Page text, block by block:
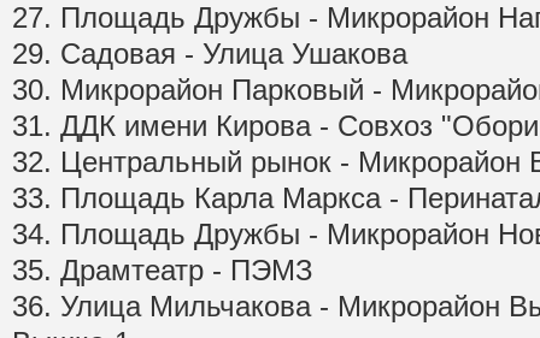
27. Площадь Дружбы - Микрорайон
29. Садовая - Улица Ушакова
30. Микрорайон Парковый -
31. ДДК имени Кирова - Совхоз
32. Центральный рынок - Микрорайон
33. Площадь Карла Маркса -
34. Площадь Дружбы - Микрорайон
35. Драмтеатр - ПЭМЗ
36. Улица Мильчакова - Микрорайон